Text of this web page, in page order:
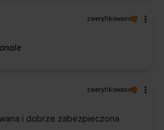
zweryfikowano
zweryfikowano
i dobrze zabezpieczona